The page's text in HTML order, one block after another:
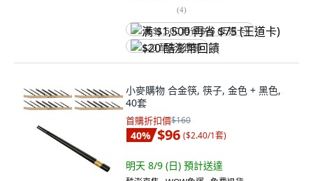
(4)
满 $1,500 再省 $75 (王道卡)
$20 酷澎幣回饋
小麥購物 合金筷, 筷子, 金色 + 黑色,
40套
首購折扣價$160
40% $96 ($2.40/1套)
明天 8/9 (日) 預計送達